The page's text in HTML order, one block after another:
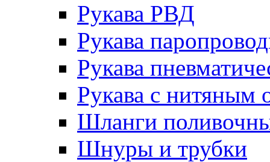
Рукава РВД
Рукава
Рукава
Рукава с нитяным
Шланги
Шнуры и трубки